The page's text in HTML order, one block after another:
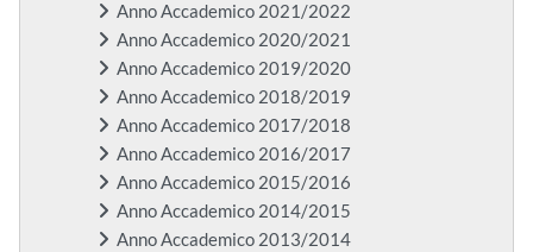
Anno Accademico 2021/2022
Anno Accademico 2020/2021
Anno Accademico 2019/2020
Anno Accademico 2018/2019
Anno Accademico 2017/2018
Anno Accademico 2016/2017
Anno Accademico 2015/2016
Anno Accademico 2014/2015
Anno Accademico 2013/2014